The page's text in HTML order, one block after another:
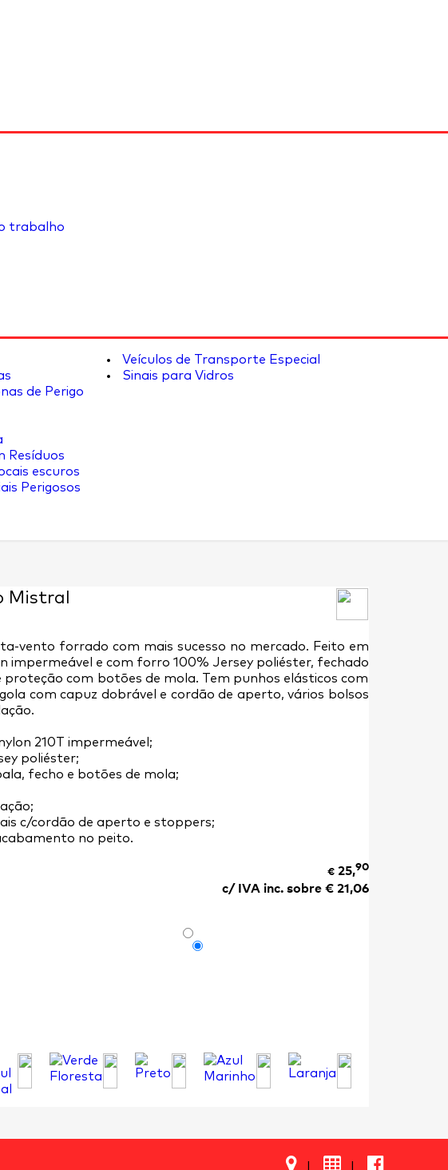
trabalho
de Perigo
Resíduos
escuros
Perigosos
Veículos de Transporte Especial
Sinais para Vidros
Mistral
vento forrado com mais sucesso no mercado. Feito em
impermeável e com forro 100% Jersey poliéster, fechado
proteção com botões de mola. Tem punhos elásticos com
com capuz dobrável e cordão de aperto, vários bolsos
210T impermeável;
poliéster;
fecho e botões de mola;
c/cordão de aperto e stoppers;
no peito.
€25,90
c/ IVA inc. sobre €21,06
